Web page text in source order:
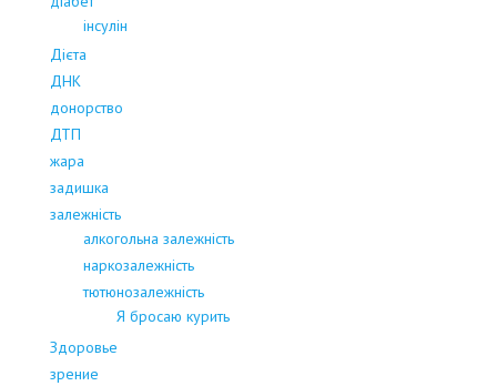
інсулін
Дієта
ДНК
донорство
ДТП
жара
задишка
залежність
алкогольна залежність
наркозалежність
тютюнозалежність
Я бросаю курить
Здоровье
зрение